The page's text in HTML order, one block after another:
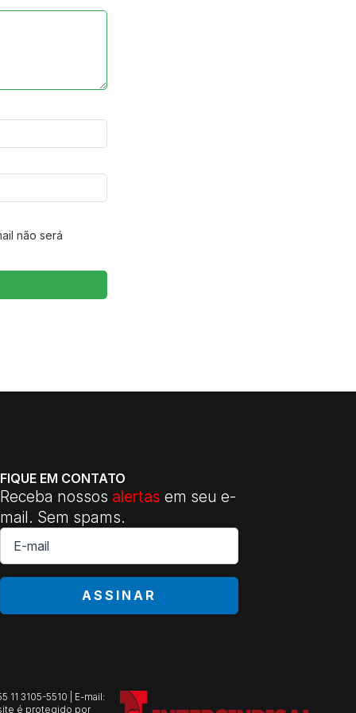
não será
FIQUE EM CONTATO
Receba nossos alertas em seu e-
mail. Sem spams.
E-
mail
*
ASSINAR
11 3105-5510 | E-mail:
é protegido por